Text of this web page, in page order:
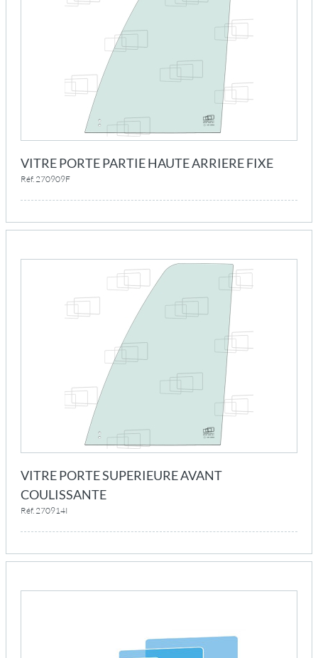
VITRE PORTE PARTIE HAUTE ARRIERE FIXE
Réf. 270909F
VITRE PORTE SUPERIEURE AVANT
COULISSANTE
Réf. 270914I